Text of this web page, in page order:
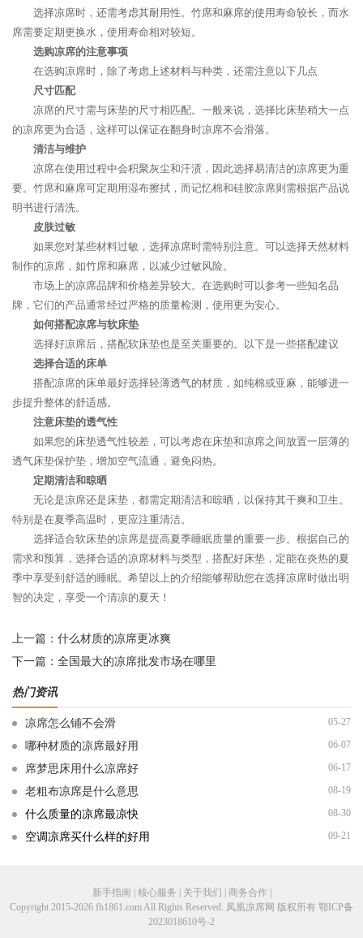
选择凉席时，还需考虑其耐用性。竹席和麻席的使用寿命较长，而水
席需要定期更换水，使用寿命相对较短。
选购凉席的注意事项
在选购凉席时，除了考虑上述材料与种类，还需注意以下几点
尺寸匹配
凉席的尺寸需与床垫的尺寸相匹配。一般来说，选择比床垫稍大一点
的凉席更为合适，这样可以保证在翻身时凉席不会滑落。
清洁与维护
凉席在使用过程中会积聚灰尘和汗渍，因此选择易清洁的凉席更为重
要。竹席和麻席可定期用湿布擦拭，而记忆棉和硅胶凉席则需根据产品说
明书进行清洗。
皮肤过敏
如果您对某些材料过敏，选择凉席时需特别注意。可以选择天然材料
制作的凉席，如竹席和麻席，以减少过敏风险。
市场上的凉席品牌和价格差异较大。在选购时可以参考一些知名品
牌，它们的产品通常经过严格的质量检测，使用更为安心。
如何搭配凉席与软床垫
选择好凉席后，搭配软床垫也是至关重要的。以下是一些搭配建议
选择合适的床单
搭配凉席的床单最好选择轻薄透气的材质，如纯棉或亚麻，能够进一
步提升整体的舒适感。
注意床垫的透气性
如果您的床垫透气性较差，可以考虑在床垫和凉席之间放置一层薄的
透气床垫保护垫，增加空气流通，避免闷热。
定期清洁和晾晒
无论是凉席还是床垫，都需定期清洁和晾晒，以保持其干爽和卫生。
特别是在夏季高温时，更应注重清洁。
选择适合软床垫的凉席是提高夏季睡眠质量的重要一步。根据自己的
需求和预算，选择合适的凉席材料与类型，搭配好床垫，定能在炎热的夏
季中享受到舒适的睡眠。希望以上的介绍能够帮助您在选择凉席时做出明
智的决定，享受一个清凉的夏天！
上一篇： 什么材质的凉席更冰爽
下一篇： 全国最大的凉席批发市场在哪里
热门资讯
凉席怎么铺不会滑 05-27
哪种材质的凉席最好用 06-07
席梦思床用什么凉席好 06-17
老粗布凉席是什么意思 08-19
什么质量的凉席最凉快 08-30
空调凉席买什么样的好用 09-21
新手指南 | 核心服务 | 关于我们 | 商务合作 |
Copyright 2015-2026 fh1861.com All Rights Reserved. 凤凰凉席网 版权所有 鄂ICP备
2023018610号-2